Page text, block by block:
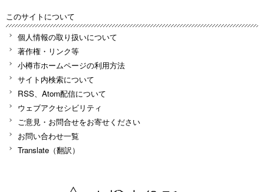
このサイトについて
個人情報の取り扱いについて
著作権・リンク等
小樽市ホームページの利用方法
サイト内検索について
RSS、Atom配信について
ウェブアクセシビリティ
ご意見・お問合せをお寄せください
お問い合わせ一覧
Translate（翻訳）